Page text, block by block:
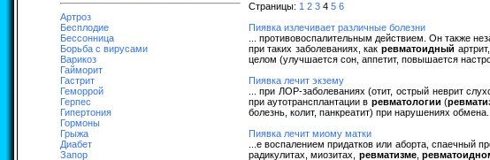
Артроз
Бесплодие
Бессонница
Борьба с вирусами
Варикоз
Гайморит
Гастрит
Геморрой
Герпес
Гипертония
Гормоны
Грыжа
Диабет
Запор
Страницы: 1 2 34 5 6
Пиявка излечивает различные болезни
... противовоспалительным действием. Он также
при таких заболеваниях, какревматоидный
целом (улучшается сон, аппетит, повышается
Пиявка лечит экзему
... при ЛОР-заболеваниях (отит, острый неврит
при аутотрансплантации в ревматологии (
болезнь, колит, панкреатит) при нарушениях обмена...
Пиявка лечит миому матки
...е воспалением придатков или аборта, спаечный
радикулитах, миозитах, ревматизме,